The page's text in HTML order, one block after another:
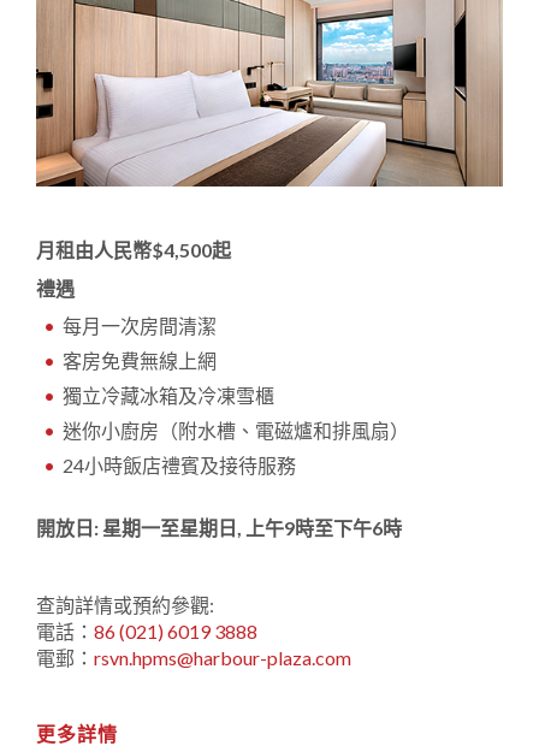
月租由人民幣$4,500起
禮遇
每月一次房間清潔
客房免費無線上網
獨立冷藏冰箱及冷凍雪櫃
迷你小廚房（附水槽、電磁爐和排風扇）
24小時飯店禮賓及接待服務
開放日: 星期一至星期日, 上午9時至下午6時
查詢詳情或預約參觀:
電話： 86 (021) 6019 3888
電郵： rsvn.hpms@harbour-plaza.com
更多詳情